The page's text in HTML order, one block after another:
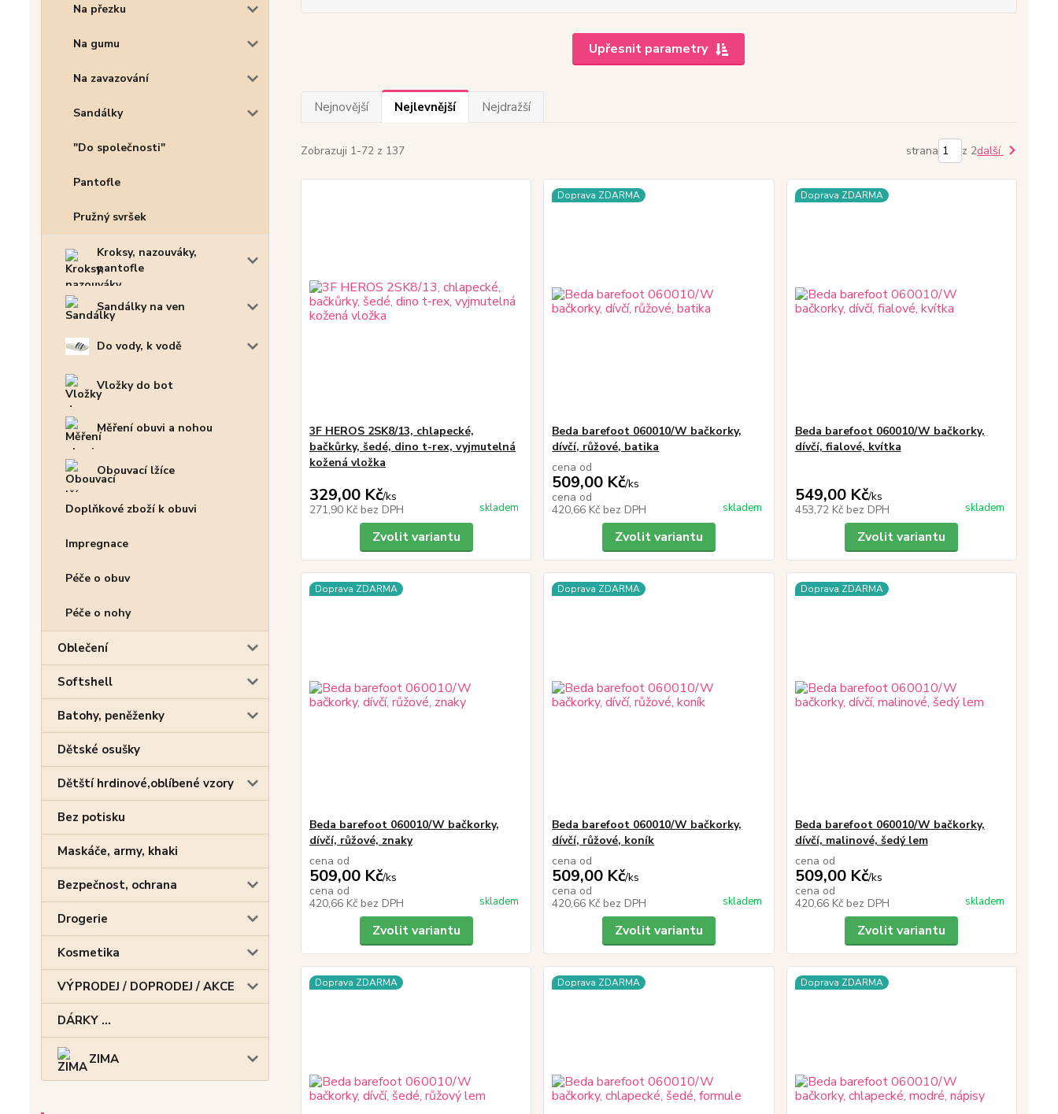
Na přezku
Na gumu
Na zavazování
Sandálky
"Do společnosti"
Pantofle
Pružný svršek
Kroksy, nazouváky,
pantofle
Sandálky na ven
Do vody, k vodě
Vložky do bot
Měření obuvi a nohou
Obouvací lžíce
Doplňkové zboží k obuvi
Impregnace
Péče o obuv
Péče o nohy
Oblečení
Softshell
Batohy, peněženky
Dětské osušky
Dětští hrdinové,oblíbené vzory
Bez potisku
Maskáče, army, khaki
Bezpečnost, ochrana
Drogerie
Kosmetika
VÝPRODEJ / DOPRODEJ / AKCE
DÁRKY ...
ZIMA
Upřesnit parametry
Nejnovější Nejlevnější Nejdražší
Zobrazuji 1-72 z 137 strana z 2další
3F HEROS 2SK8/13, chlapecké,
bačkůrky, šedé, dino t-rex, vyjmutelná
kožená vložka
329,00 Kč/ks
271,90 Kč bez DPH skladem
Zvolit variantu
Doprava ZDARMA
Beda barefoot 060010/W bačkorky,
dívčí, růžové, batika
cena od
509,00 Kč/ks
cena od
420,66 Kč bez DPH skladem
Zvolit variantu
Doprava ZDARMA
Beda barefoot 060010/W bačkorky,
dívčí, fialové, kvítka
549,00 Kč/ks
453,72 Kč bez DPH skladem
Zvolit variantu
Doprava ZDARMA
Beda barefoot 060010/W bačkorky,
dívčí, růžové, znaky
cena od
509,00 Kč/ks
cena od
420,66 Kč bez DPH skladem
Zvolit variantu
Doprava ZDARMA
Beda barefoot 060010/W bačkorky,
dívčí, růžové, koník
cena od
509,00 Kč/ks
cena od
420,66 Kč bez DPH skladem
Zvolit variantu
Doprava ZDARMA
Beda barefoot 060010/W bačkorky,
dívčí, malinové, šedý lem
cena od
509,00 Kč/ks
cena od
420,66 Kč bez DPH skladem
Zvolit variantu
Doprava ZDARMA Doprava ZDARMA Doprava ZDARMA